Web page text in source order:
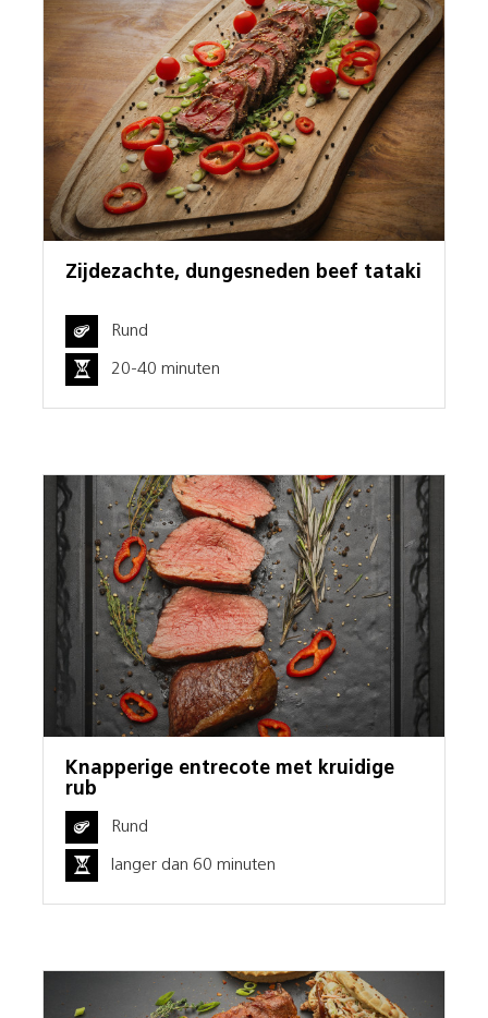
Zijdezachte, dungesneden beef tataki
Rund
20-40 minuten
Knapperige entrecote met kruidige
rub
Rund
langer dan 60 minuten